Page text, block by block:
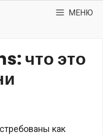
МЕНЮ
что это
как